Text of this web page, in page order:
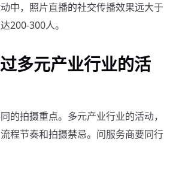
中，照片直播的社交传播效果远大于
200-300人。
多元产业行业的活
的拍摄重点。多元产业行业的活动，
程节奏和拍摄禁忌。问服务商要同行